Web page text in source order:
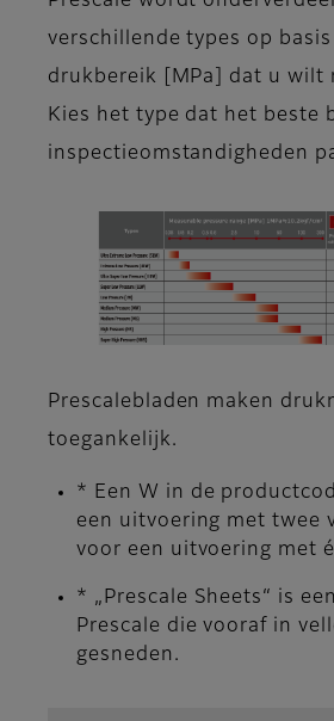
verschillende types op
drukbereik [MPa] dat u wilt
Kies het type dat het beste
inspectieomstandigheden
Prescalebladen maken
toegankelijk.
* Een W in de
een uitvoering met twee
voor een uitvoering met
* „Prescale Sheets“ is
Prescale die vooraf in
gesneden.